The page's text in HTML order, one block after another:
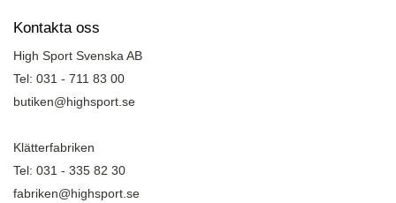
Kontakta oss
High Sport Svenska AB
Tel: 031 - 711 83 00
butiken@highsport.se
Klätterfabriken
Tel: 031 - 335 82 30
fabriken@highsport.se